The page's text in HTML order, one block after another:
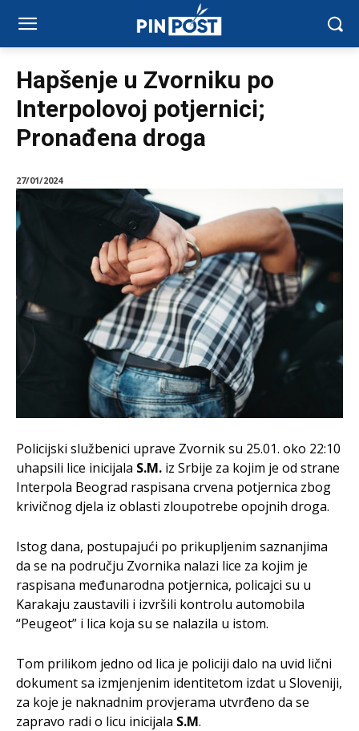
Hapšenje u Zvorniku po
Interpolovoj potjernici;
Pronađena droga
27/01/2024
Policijski službenici uprave Zvornik su 25.01. oko 22:10
uhapsili lice inicijala S.M. iz Srbije za kojim je od strane
Interpola Beograd raspisana crvena potjernica zbog
krivičnog djela iz oblasti zloupotrebe opojnih droga.
Istog dana, postupajući po prikupljenim saznanjima
da se na području Zvornika nalazi lice za kojim je
raspisana međunarodna potjernica, policajci su u
Karakaju zaustavili i izvršili kontrolu automobila
“Peugeot” i lica koja su se nalazila u istom.
Tom prilikom jedno od lica je policiji dalo na uvid lični
dokument sa izmjenjenim identitetom izdat u Sloveniji,
za koje je naknadnim provjerama utvrđeno da se
zapravo radi o licu inicijala S.M.